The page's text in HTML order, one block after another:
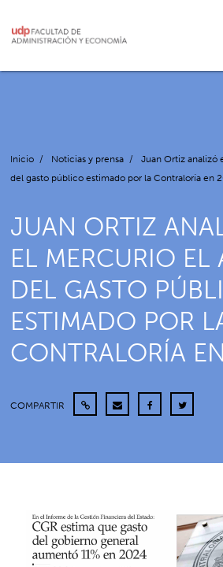
Inicio / Noticias y prensa /
Juan Ortiz analizó
del gasto público estimado por la Contraloría en
JUAN ORTIZ
EL MERCURIO EL
DEL GASTO
ESTIMADO POR
CONTRALORÍA
COMPARTIR